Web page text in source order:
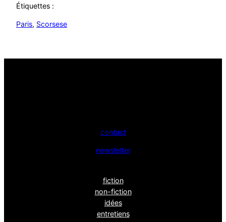
Étiquettes :
Paris, Scorsese
contact
newsletter
fiction
non-fiction
idées
entretiens